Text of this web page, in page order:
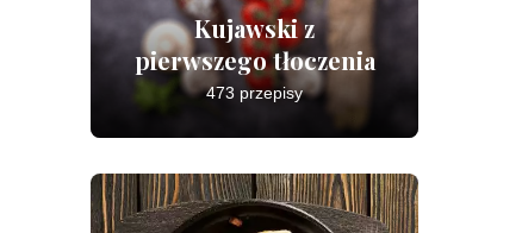
Kujawski z
pierwszego tłoczenia
473 przepisy